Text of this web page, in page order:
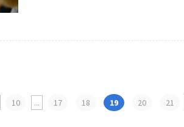
10 ... 17 18 19 20 21